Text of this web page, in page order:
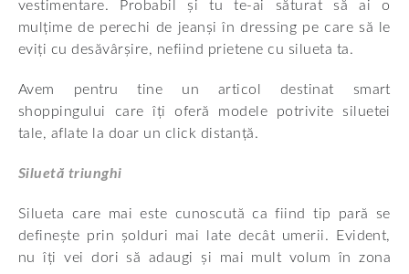
vestimentare. Probabil și tu te-ai săturat să ai o
mulțime de perechi de jeanși în dressing pe care să le
eviți cu desăvârșire, nefiind prietene cu silueta ta.
Avem pentru tine un articol destinat smart
shoppingului care îți oferă modele potrivite siluetei
tale, aflate la doar un click distanță.
Siluetă triunghi
Silueta care mai este cunoscută ca fiind tip pară se
definește prin șolduri mai late decât umerii. Evident,
nu îți vei dori să adaugi și mai mult volum în zona